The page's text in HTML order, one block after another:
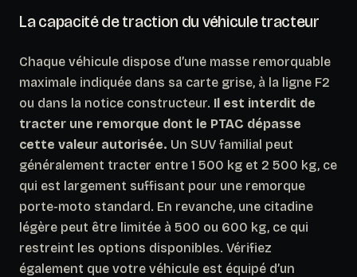
La capacité de traction du véhicule tracteur
Chaque véhicule dispose d’une masse remorquable
maximale indiquée dans sa carte grise, à la ligne F2
ou dans la notice constructeur. Il est interdit de
tracter une remorque dont le PTAC dépasse
cette valeur autorisée. Un SUV familial peut
généralement tracter entre 1 500 kg et 2 500 kg, ce
qui est largement suffisant pour une remorque
porte-moto standard. En revanche, une citadine
légère peut être limitée à 500 ou 600 kg, ce qui
restreint les options disponibles. Vérifiez
également que votre véhicule est équipé d’un